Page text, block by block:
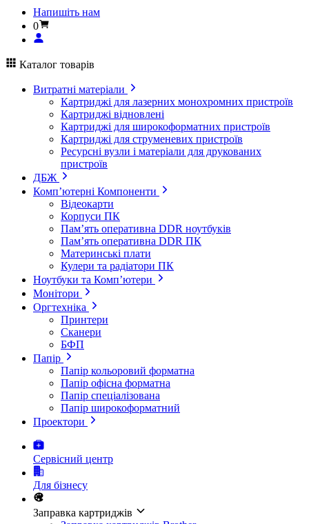
Напишіть нам
0
Каталог товарів
Витратні матеріали
Картриджі для лазерних монохромних пристроїв
Картриджі відновлені
Картриджі для широкоформатних пристроїв
Картриджі для струменевих пристроїв
Ресурсні вузли і матеріали для друкованих
пристроїв
ДБЖ
Комп’ютерні Компоненти
Відеокарти
Корпуси ПК
Пам’ять оперативна DDR ноутбуків
Пам’ять оперативна DDR ПК
Материнські плати
Кулери та радіатори ПК
Ноутбуки та Комп’ютери
Монітори
Оргтехніка
Принтери
Сканери
БФП
Папір
Папір кольоровий форматна
Папір офісна форматна
Папір спеціалізована
Папір широкоформатний
Проектори
Сервісний центр
Для бізнесу
Заправка картриджів